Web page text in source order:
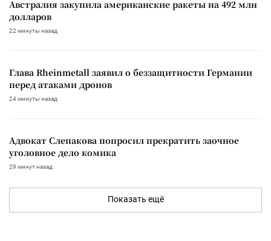
Австралия закупила американские ракеты на 492 млн
долларов
22 минуты назад
Глава Rheinmetall заявил о беззащитности Германии
перед атаками дронов
24 минуты назад
Адвокат Слепакова попросил прекратить заочное
уголовное дело комика
29 минут назад
Показать ещё